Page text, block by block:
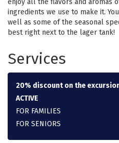
ingredients we use to make it.
well as some of the seasonal
best right next to the lager tank!
Services
20% discount on the
ACTIVE
FOR FAMILIES
FOR SENIORS